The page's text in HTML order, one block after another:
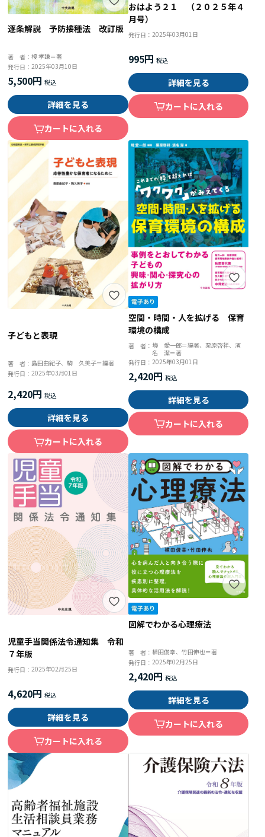
逐条解説 予防接種法 改訂版
著 者：榎 孝謙＝著
発行日：2025年03月10日
5,500円
詳細を見る
カートに入れる
おはよう２１ （２０２５年４
月号）
発行日： 2025年03月01日
995円
詳細を見る
カートに入れる
子どもと表現
著 者： 島田由紀子、駒 久美子＝編著
発行日：2025年03月01日
2,420円
詳細を見る
カートに入れる
空間・時間・人を拡げる 保育
環境の構成
著 者： 境 愛一郎＝編著、栗原啓祥、濱
名 潔＝著
発行日： 2025年03月01日
2,420円
詳細を見る
カートに入れる
児童手当関係法令通知集 令和
７年版
発行日：2025年02月25日
4,620円
詳細を見る
カートに入れる
図解でわかる心理療法
著 者： 植田俊幸、竹田伸也＝著
発行日： 2025年02月25日
2,420円
詳細を見る
カートに入れる